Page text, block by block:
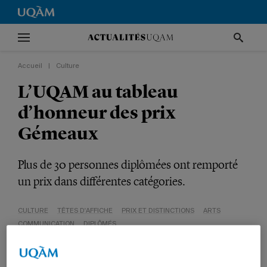
Accueil Culture
L’UQAM au tableau
d’honneur des prix
Gémeaux
Plus de 30 personnes diplômées ont remporté
un prix dans différentes catégories.
CULTURE TÊTES D'AFFICHE PRIX ET DISTINCTIONS
ARTS
COMMUNICATION
DIPLÔMÉS